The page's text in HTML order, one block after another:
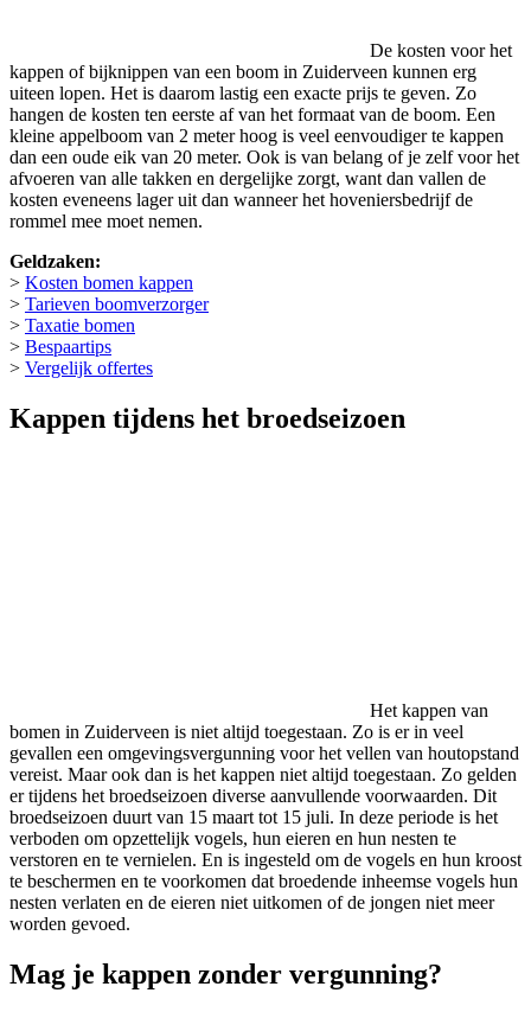
De kosten voor het
kappen of bijknippen van een boom in Zuiderveen kunnen erg
uiteen lopen. Het is daarom lastig een exacte prijs te geven. Zo
hangen de kosten ten eerste af van het formaat van de boom. Een
kleine appelboom van 2 meter hoog is veel eenvoudiger te kappen
dan een oude eik van 20 meter. Ook is van belang of je zelf voor het
afvoeren van alle takken en dergelijke zorgt, want dan vallen de
kosten eveneens lager uit dan wanneer het hoveniersbedrijf de
rommel mee moet nemen.
Geldzaken:
> Kosten bomen kappen
> Tarieven boomverzorger
> Taxatie bomen
> Bespaartips
> Vergelijk offertes
Kappen tijdens het broedseizoen
Het kappen van
bomen in Zuiderveen is niet altijd toegestaan. Zo is er in veel
gevallen een omgevingsvergunning voor het vellen van houtopstand
vereist. Maar ook dan is het kappen niet altijd toegestaan. Zo gelden
er tijdens het broedseizoen diverse aanvullende voorwaarden. Dit
broedseizoen duurt van 15 maart tot 15 juli. In deze periode is het
verboden om opzettelijk vogels, hun eieren en hun nesten te
verstoren en te vernielen. En is ingesteld om de vogels en hun kroost
te beschermen en te voorkomen dat broedende inheemse vogels hun
nesten verlaten en de eieren niet uitkomen of de jongen niet meer
worden gevoed.
Mag je kappen zonder vergunning?